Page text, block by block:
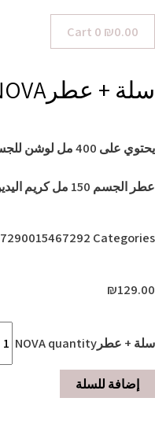
₪0.00
0
Cart
سلة + عطرNOVA
عطر الجسم 150 مل كريم اليدين
7290015467292 Categories
₪129.00
سلة + عطرNOVA quantity
إضافة للسلة